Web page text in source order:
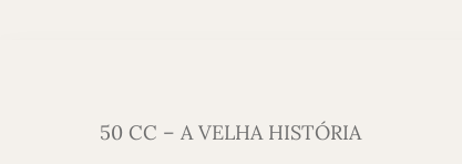
50 CC – A VELHA HISTÓRIA